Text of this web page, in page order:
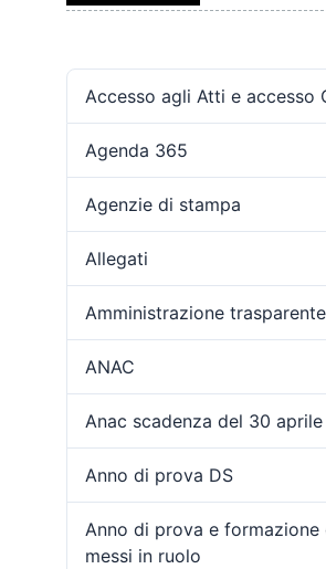
Accesso agli Atti e accesso
Agenda 365
Agenzie di stampa
Allegati
Amministrazione trasparente
ANAC
Anac scadenza del 30 aprile
Anno di prova DS
Anno di prova e formazione
messi in ruolo